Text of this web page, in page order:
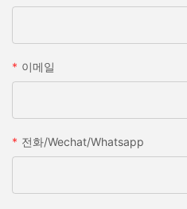
이메일
전화/wechat/whatsapp